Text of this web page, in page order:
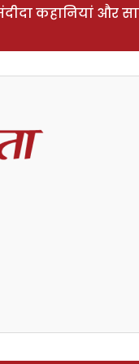
कहानियां और